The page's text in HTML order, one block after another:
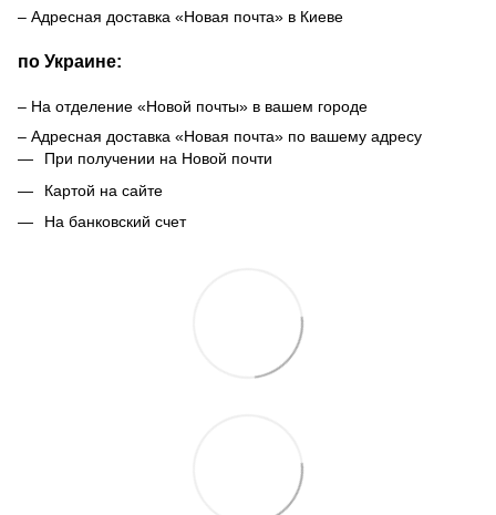
– Адресная доставка «Новая почта» в Киеве
по Украине:
– На отделение «Новой почты» в вашем городе
– Адресная доставка «Новая почта» по вашему адресу
При получении на Новой почти
Картой на сайте
На банковский счет